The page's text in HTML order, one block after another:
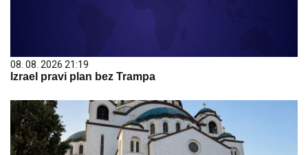
08. 08. 2026 21:19
Izrael pravi plan bez Trampa